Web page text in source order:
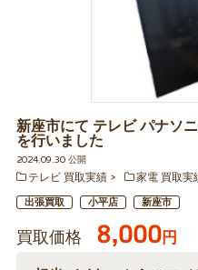
新座市にて テレビ パナソ
を行いました
2024.09.30 公開
テレビ 買取実績
家電 買取実
出張買取 小平店 新座市
買取価格 8,000円